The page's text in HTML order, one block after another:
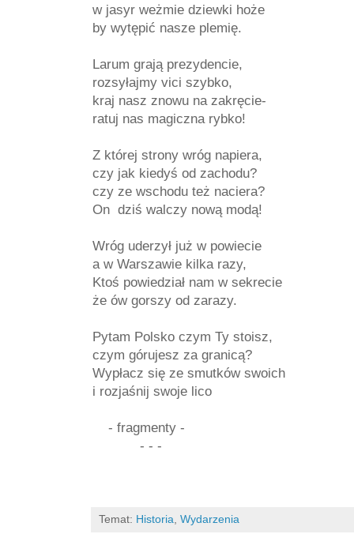
w jasyr weżmie dziewki hoże
by wytępić nasze plemię.
Larum grają prezydencie,
rozsyłajmy vici szybko,
kraj nasz znowu na zakręcie-
ratuj nas magiczna rybko!
Z której strony wróg napiera,
czy jak kiedyś od zachodu?
czy ze wschodu też naciera?
On dziś walczy nową modą!
Wróg uderzył już w powiecie
a w Warszawie kilka razy,
Ktoś powiedział nam w sekrecie
że ów gorszy od zarazy.
Pytam Polsko czym Ty stoisz,
czym górujesz za granicą?
Wypłacz się ze smutków swoich
i rozjaśnij swoje lico
- fragmenty -
- - -
Temat: Historia Wydarzenia